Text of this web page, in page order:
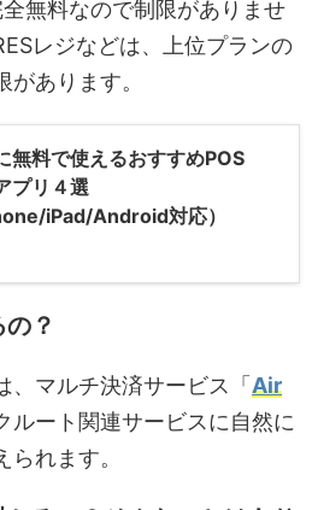
無料なので制限がありませ
レジなどは、上位プランの
あります。
無料で使えるおすすめPOS
プリ４選
iPad/Android対応）
？
、マルチ決済サービス「 Air
ルート関連サービスに自然に
れます。